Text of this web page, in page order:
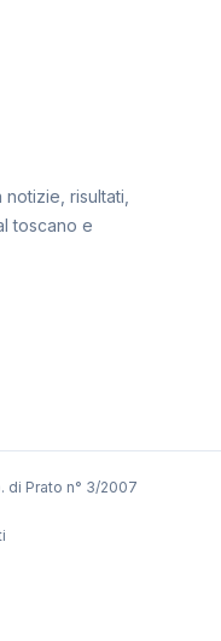
risultati,
toscano e
di Prato n° 3/2007